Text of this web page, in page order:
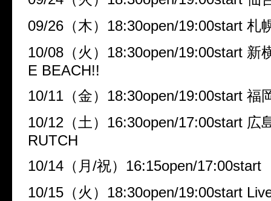
09/26 （木） 18:30open/19:00start 札
10/08 （火） 18:30open/19:00start 新
E BEACH!!
10/11 （金） 18:30open/19:00start 福
10/12 （土） 16:30open/17:00start 広
RUTCH
10/14 （月/祝） 16:15open/17:00start
10/15 （火） 18:30open/19:00start